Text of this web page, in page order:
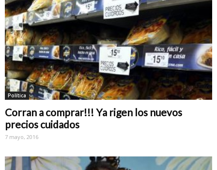
Política
Corran a comprar!!! Ya rigen los nuevos
precios cuidados
7 mayo, 2016